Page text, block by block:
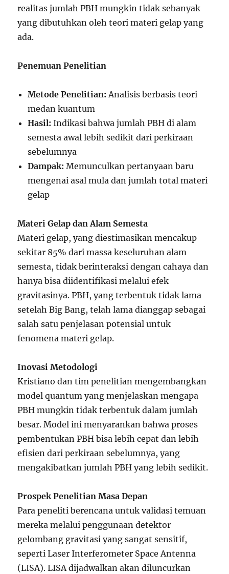
realitas jumlah PBH mungkin tidak sebanyak
yang dibutuhkan oleh teori materi gelap yang
ada.
Penemuan Penelitian
Metode Penelitian: Analisis berbasis teori
medan kuantum
Hasil: Indikasi bahwa jumlah PBH di alam
semesta awal lebih sedikit dari perkiraan
sebelumnya
Dampak: Memunculkan pertanyaan baru
mengenai asal mula dan jumlah total materi
gelap
Materi Gelap dan Alam Semesta
Materi gelap, yang diestimasikan mencakup
sekitar 85% dari massa keseluruhan alam
semesta, tidak berinteraksi dengan cahaya dan
hanya bisa diidentifikasi melalui efek
gravitasinya. PBH, yang terbentuk tidak lama
setelah Big Bang, telah lama dianggap sebagai
salah satu penjelasan potensial untuk
fenomena materi gelap.
Inovasi Metodologi
Kristiano dan tim penelitian mengembangkan
model quantum yang menjelaskan mengapa
PBH mungkin tidak terbentuk dalam jumlah
besar. Model ini menyarankan bahwa proses
pembentukan PBH bisa lebih cepat dan lebih
efisien dari perkiraan sebelumnya, yang
mengakibatkan jumlah PBH yang lebih sedikit.
Prospek Penelitian Masa Depan
Para peneliti berencana untuk validasi temuan
mereka melalui penggunaan detektor
gelombang gravitasi yang sangat sensitif,
seperti Laser Interferometer Space Antenna
(LISA). LISA dijadwalkan akan diluncurkan